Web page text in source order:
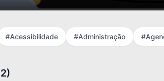
#Acessibilidade #Administração